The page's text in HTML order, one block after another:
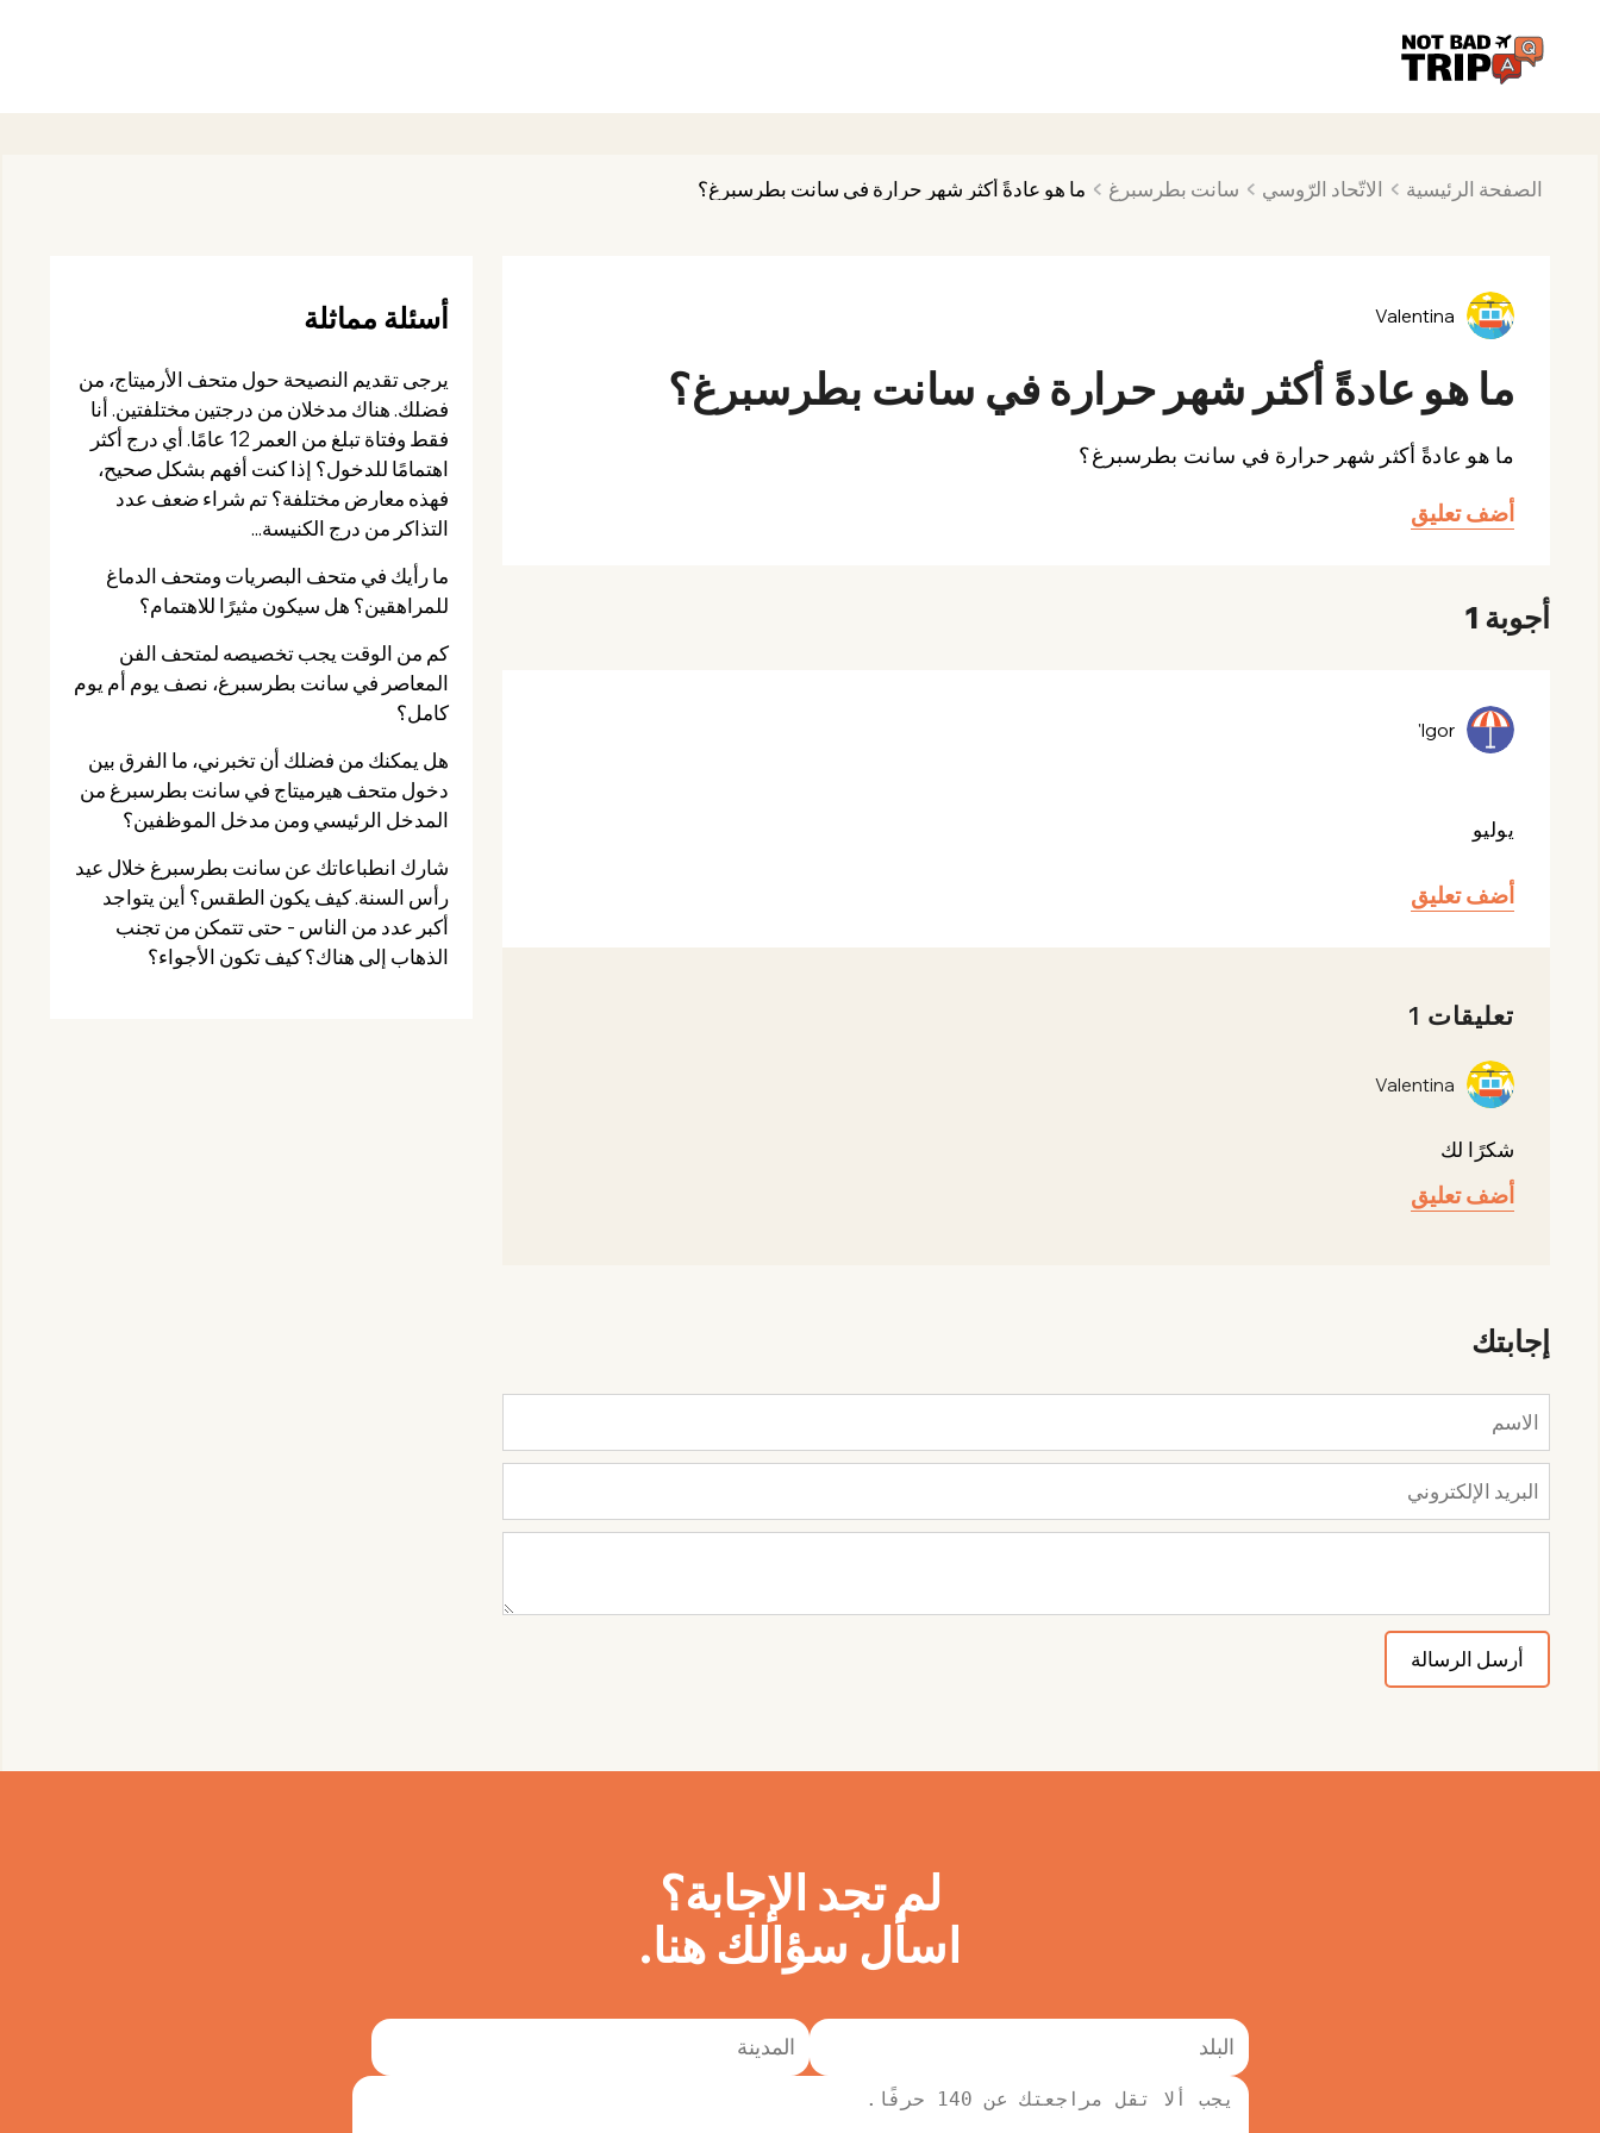
الصفحة الرئيسية الاتّحاد الرّوسي سانت بطرسبرغ ما هو عادةً أكثر شهر حرارة في سانت بطرسبرغ؟
Valentina
ما هو عادةً أكثر شهر حرارة في سانت بطرسبرغ؟
ما هو عادةً أكثر شهر حرارة في سانت بطرسبرغ؟
أضف تعليق
أجوبة 1
Igor'
يوليو
أضف تعليق
تعليقات 1
Valentina
شكرًا لك
أضف تعليق
إجابتك
أسئلة مماثلة
يرجى تقديم النصيحة حول متحف الأرميتاج، من
فضلك. هناك مدخلان من درجتين مختلفتين. أنا
فقط وفتاة تبلغ من العمر 12 عامًا. أي درج أكثر
اهتمامًا للدخول؟ إذا كنت أفهم بشكل صحيح،
فهذه معارض مختلفة؟ تم شراء ضعف عدد
التذاكر من درج الكنيسة...
ما رأيك في متحف البصريات ومتحف الدماغ
للمراهقين؟ هل سيكون مثيرًا للاهتمام؟
كم من الوقت يجب تخصيصه لمتحف الفن
المعاصر في سانت بطرسبرغ، نصف يوم أم يوم
كامل؟
هل يمكنك من فضلك أن تخبرني، ما الفرق بين
دخول متحف هيرميتاج في سانت بطرسبرغ من
المدخل الرئيسي ومن مدخل الموظفين؟
شارك انطباعاتك عن سانت بطرسبرغ خلال عيد
رأس السنة. كيف يكون الطقس؟ أين يتواجد
أكبر عدد من الناس - حتى تتمكن من تجنب
الذهاب إلى هناك؟ كيف تكون الأجواء؟
لم تجد الإجابة؟
اسأل سؤالك هنا.